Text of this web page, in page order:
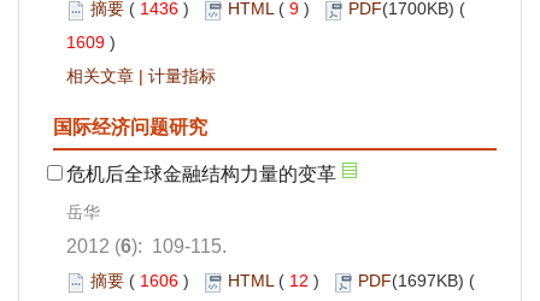
摘要 ( 1436 ) HTML( 9 ) PDF(1700KB) (
1609 )
相关文章 | 计量指标
国际经济问题研究
危机后全球金融结构力量的变革
岳华
2012 (6): 109-115.
摘要 ( 1606 ) HTML( 12 ) PDF(1697KB) (